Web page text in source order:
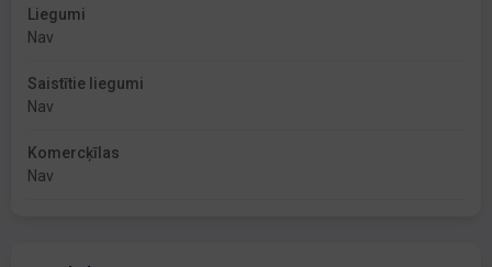
Liegumi
Nav
Saistītie liegumi
Nav
Komercķīlas
Nav